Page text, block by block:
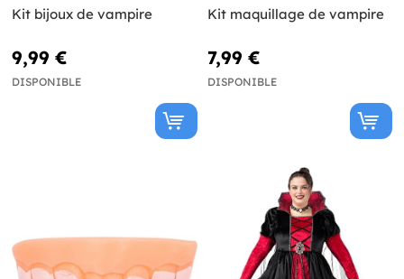
Kit bijoux de vampire
9,99 €
DISPONIBLE
Kit maquillage de vampire
7,99 €
DISPONIBLE